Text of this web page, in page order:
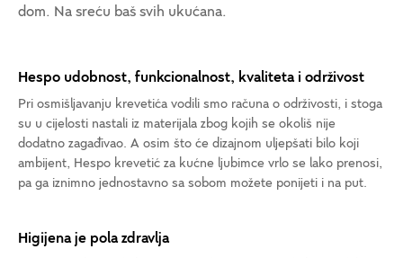
dom. Na sreću baš svih ukućana.
Hespo udobnost, funkcionalnost, kvaliteta i održivost
Pri osmišljavanju krevetića vodili smo računa o održivosti, i stoga
su u cijelosti nastali iz materijala zbog kojih se okoliš nije
dodatno zagađivao. A osim što će dizajnom uljepšati bilo koji
ambijent, Hespo krevetić za kućne ljubimce vrlo se lako prenosi,
pa ga iznimno jednostavno sa sobom možete ponijeti i na put.
Higijena je pola zdravlja